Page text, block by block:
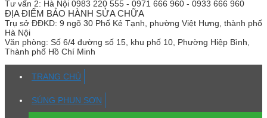
Tư vấn 2: Hà Nội 0983 220 555 - 0971 666 960 - 0933 666 960
ĐỊA ĐIỂM BẢO HÀNH SỬA CHỮA
Trụ sở ĐĐKD: 9 ngõ 30 Phố Kẻ Tạnh, phường Việt Hưng, thành phố
Hà Nội
Văn phòng: Số 6/4 đường số 15, khu phố 10, Phường Hiệp Bình,
Thành phố Hồ Chí Minh
TRANG CHỦ
SÚNG PHUN SƠN